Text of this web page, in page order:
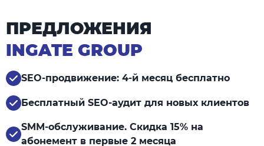
ПРЕДЛОЖЕНИЯ
INGATE GROUP
SEO-продвижение: 4-й месяц бесплатно
Бесплатный SEO-аудит для новых клиентов
SMM-обслуживание. Скидка 15% на
абонемент в первые 2 месяца